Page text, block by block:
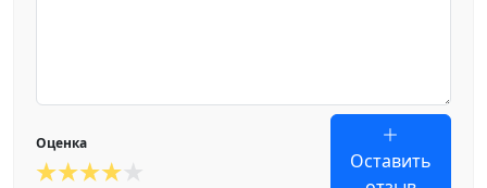
Оценка
Оставить